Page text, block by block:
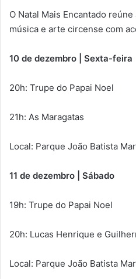
O Natal Mais Encantado
música e arte circense com
10 de dezembro | Sexta-feira
20h: Trupe do Papai Noel
21h: As Maragatas
Local: Parque João Batista
11 de dezembro | Sábado
19h: Trupe do Papai Noel
20h: Lucas Henrique e
Local: Parque João Batista